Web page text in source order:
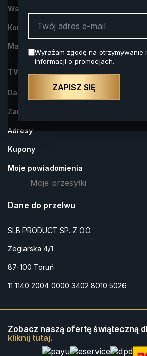
Wyrażam zgodę na otrzymywanie
informacji o promocjach.
ZAPISZ SIĘ
Współpraca
Kontakt z nami
Mapa strony
TWOJE KONTO
Dane osobowe
Zamówienia
Adresy
Kupony
Moje powiadomienia
Moje przesyłki
Dane do przelwu
SLB PRODUCT SP. Z O.O.
Żeglarska 4/1
87-100 Toruń
11 1140 2004 0000 3402 8010 5026
Zobacz naszą ofertę świąteczną
kliknij tutaj.